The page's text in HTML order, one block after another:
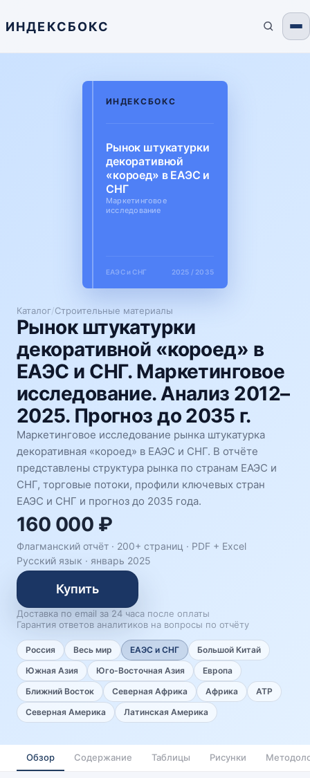
ИНДЕКСБОКС
Каталог/Строительные материалы
Рынок штукатурки
декоративной «короед» в
ЕАЭС и СНГ. Маркетинговое
исследование. Анализ 2012–
2025. Прогноз до 2035 г.
Маркетинговое исследование рынка штукатурка
декоративная «короед» в ЕАЭС и СНГ. В отчёте
представлены структура рынка по странам ЕАЭС и
СНГ, торговые потоки, профили ключевых стран
ЕАЭС и СНГ и прогноз до 2035 года.
160 000 ₽
Флагманский отчёт · 200+ страниц · PDF + Excel
Русский язык · январь 2025
Купить
Доставка по email за 24 часа после оплаты
Гарантия ответов аналитиков на вопросы по отчёту
Россия Весь мир ЕАЭС и СНГ
Большой Китай
Южная Азия
Юго-Восточная Азия
Европа
Ближний Восток
Северная Африка Африка
АТР
Северная Америка
Латинская Америка
ИНДЕКСБОКС
Рынок штукатурки
декоративной
«короед» в ЕАЭС и
СНГ
Маркетинговое
исследование
ЕАЭС и СНГ 2025 / 2035
Обзор Содержание Таблицы Рисунки